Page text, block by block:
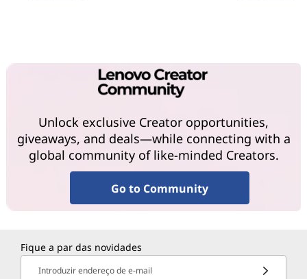
Unlock exclusive Creator opportunities,
giveaways, and deals—while connecting with a
global community of like-minded Creators.
Go to Community
Fique a par das novidades
Introduzir endereço de e-mail